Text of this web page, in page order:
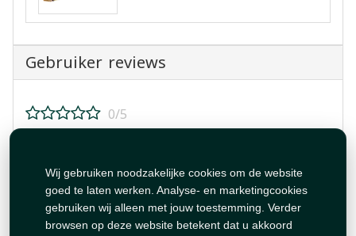
Wij gebruiken noodzakelijke cookies om de website
goed te laten werken. Analyse- en marketingcookies
gebruiken wij alleen met jouw toestemming. Verder
browsen op deze website betekent dat u akkoord
Gebruiker reviews
0/5